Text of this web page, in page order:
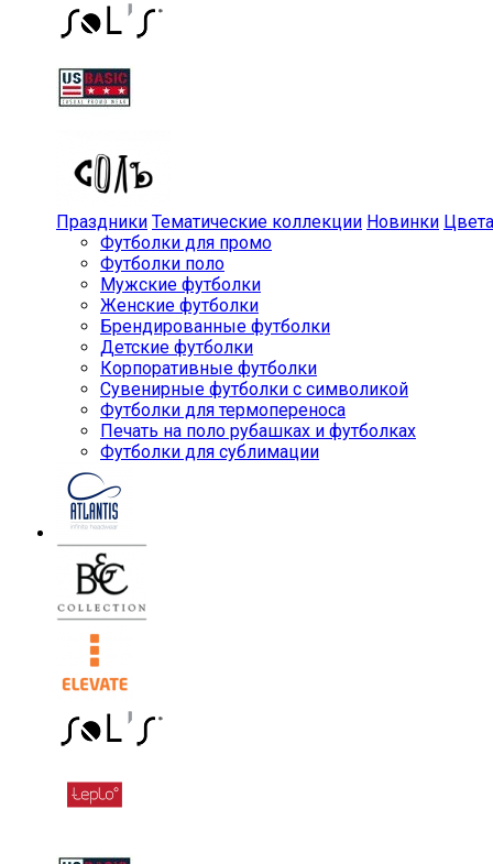
Праздники Тематические коллекции Новинки Цвета
Футболки для промо
Футболки поло
Мужские футболки
Женские футболки
Брендированные футболки
Детские футболки
Корпоративные футболки
Сувенирные футболки с символикой
Футболки для термопереноса
Печать на поло рубашках и футболках
Футболки для сублимации